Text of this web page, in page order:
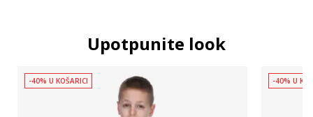
Upotpunite look
-40% U KOŠARICI -40% U